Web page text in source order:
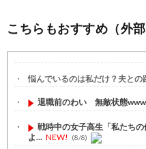
こちらもおすすめ（外部
悩んでいるのは私だけ？夫との
退職前のわい 無敵状態www
戦時中の女子高生「私たち
よ... NEW! (8/8)